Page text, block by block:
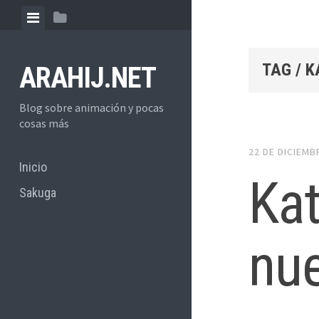
ViewView
ARAHIJ.NET
Blog sobre animación y pocas
cosas más
Inicio
Sakuga
TAG /
22 DE